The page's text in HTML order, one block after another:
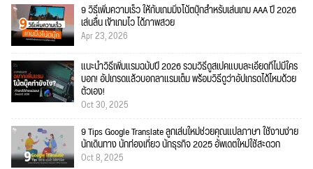
9 วิธีเพิ่มความเร็ว ให้กับเกมมิ่งโน้ตบุ๊กสำหรับเล่นเกม AAA ปี 2026
เล่นลื่น เข้าเกมไว ได้ภาพสวย
Apr 23, 2026
แนะนำวิธีเพิ่มแรมฉบับปี 2026 รวมวิธีดูสเปคแบบละเอียดที่ไม่มีใคร
บอก! อัปเกรดแล้วบอกลาแรมเต็ม พร้อมวิธีดูว่าอัปเกรดได้ไหมด้วย
ตัวเอง!
Oct 30, 2025
9 Tips Google Translate ลูกเล่นใหม่ช่วยคุณแปลภาษา ใช้งานง่าย
นักเดินทาง นักท่องเที่ยว นักธุรกิจ 2025 อัพเดตใหม่ใช้สะดวก
Oct 8, 2025